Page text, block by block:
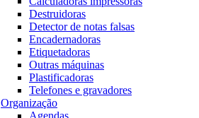
Destruidoras
Detector de notas falsas
Encadernadoras
Etiquetadoras
Outras máquinas
Plastificadoras
Telefones e gravadores
Organização
Agendas